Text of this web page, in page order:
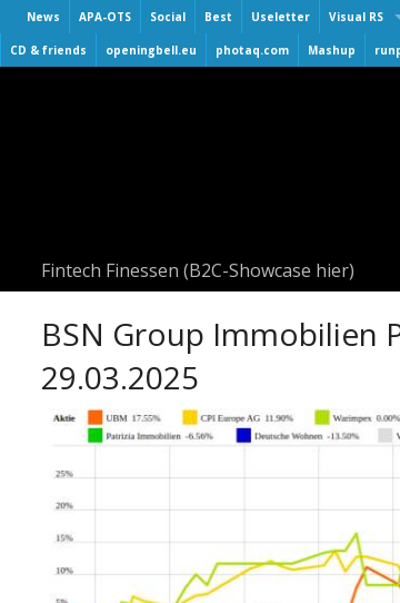
News APA-OTS Social Best Useletter Visual RS
Virtuelle
S Immo
CD & friends openingbell.eu photaq.com Mashup
Fintech Finessen (B2C-Showcase hier)
BSN Group Immobilien
29.03.2025